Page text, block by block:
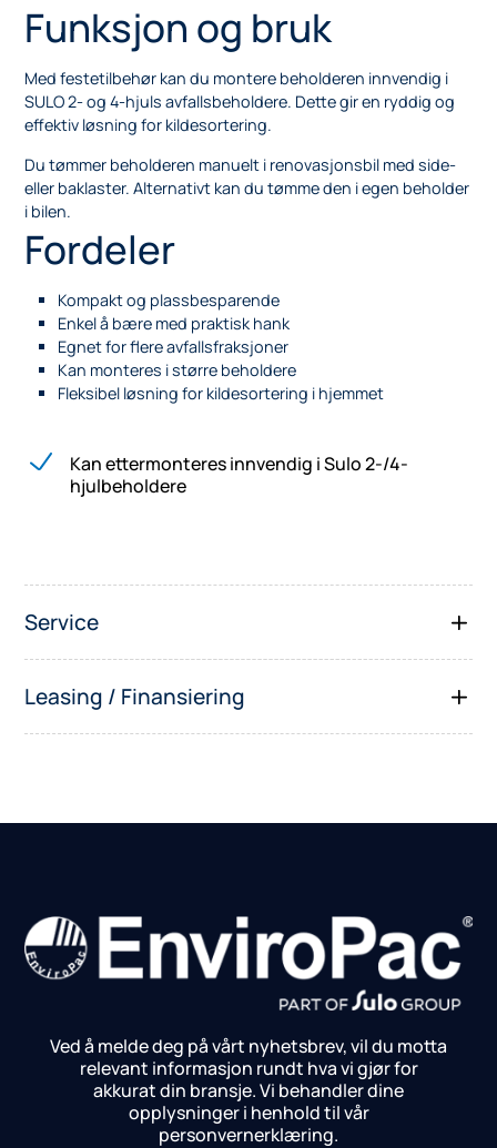
Funksjon og bruk
Med festetilbehør kan du montere beholderen innvendig i
SULO 2- og 4-hjuls avfallsbeholdere. Dette gir en ryddig og
effektiv løsning for kildesortering.
Du tømmer beholderen manuelt i renovasjonsbil med side-
eller baklaster. Alternativt kan du tømme den i egen beholder
i bilen.
Fordeler
Kompakt og plassbesparende
Enkel å bære med praktisk hank
Egnet for flere avfallsfraksjoner
Kan monteres i større beholdere
Fleksibel løsning for kildesortering i hjemmet
Kan ettermonteres innvendig i Sulo 2-/4-
hjulbeholdere
Service
Leasing / Finansiering
Ved å melde deg på vårt nyhetsbrev, vil du motta
relevant informasjon rundt hva vi gjør for
akkurat din bransje.Vi behandler dine
opplysninger i henhold til vår
personvernerklæring.